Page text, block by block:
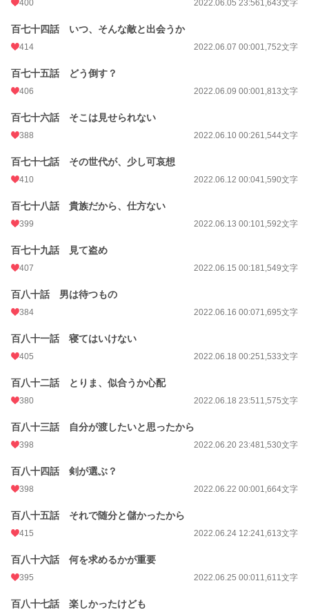
400 2022.06.05 23:561,643文字
百七十四話 いつ、そんな敵と出会うか
414 2022.06.07 00:001,752文字
百七十五話 どう倒す？
406 2022.06.09 00:001,813文字
百七十六話 そこは見せられない
388 2022.06.10 00:261,544文字
百七十七話 その世代が、少し可哀想
410 2022.06.12 00:041,590文字
百七十八話 貴族だから、仕方ない
399 2022.06.13 00:101,592文字
百七十九話 見て盗め
407 2022.06.15 00:181,549文字
百八十話 男は待つもの
384 2022.06.16 00:071,695文字
百八十一話 寝てはいけない
405 2022.06.18 00:251,533文字
百八十二話 とりま、似合うか心配
380 2022.06.18 23:511,575文字
百八十三話 自分が渡したいと思ったから
398 2022.06.20 23:481,530文字
百八十四話 剣が選ぶ？
398 2022.06.22 00:001,664文字
百八十五話 それで随分と儲かったから
415 2022.06.24 12:241,613文字
百八十六話 何を求めるかが重要
395 2022.06.25 00:011,611文字
百八十七話 楽しかったけども